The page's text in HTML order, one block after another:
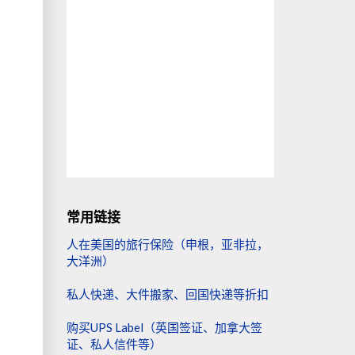
常用链接
人在美国的旅行保险（申根，亚非拉，
大洋洲）
私人快递、大件搬家、回国快递等折扣
购买UPS Label（英国签证、加拿大签
证、私人信件等）